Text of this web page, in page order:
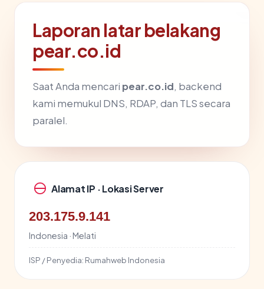
Laporan latar belakang
pear.co.id
Saat Anda mencari pear.co.id, backend
kami memukul DNS, RDAP, dan TLS secara
paralel.
Alamat IP · Lokasi Server
203.175.9.141
Indonesia · Melati
ISP / Penyedia: Rumahweb Indonesia